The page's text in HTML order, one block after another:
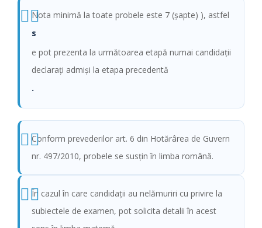
Nota minimă la toate probele este 7 (şapte) ), astfel
s
e pot prezenta la următoarea etapă numai candidaţii
declaraţi admişi la etapa precedentă
.
Conform prevederilor art. 6 din Hotărârea de Guvern
nr. 497/2010, probele se susţin în limba română.
În cazul în care candidaţii au nelămuriri cu privire la
subiectele de examen, pot solicita detalii în acest